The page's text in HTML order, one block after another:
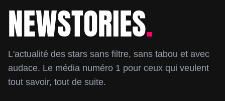
Footer
NEWSTORIES.
L'actualité des stars sans filtre, sans tabou et avec
audace. Le média numéro 1 pour ceux qui veulent
tout savoir, tout de suite.